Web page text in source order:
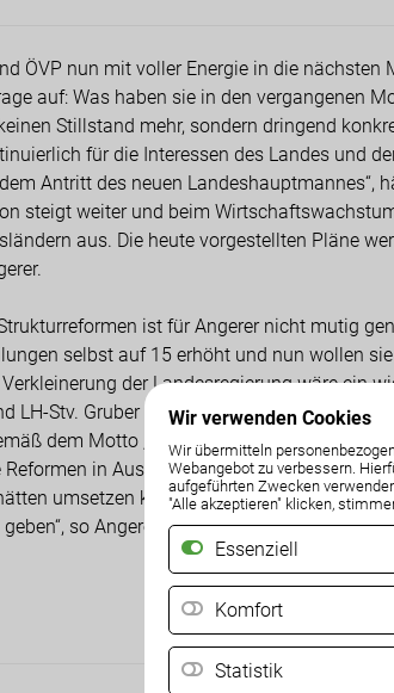
Wir verwenden Cookies
Wir übermitteln
Webangebot zu verbessern.
aufgeführten Zwecken
"Alle akzeptieren" klicken,
Essenziell
Komfort
Statistik
ÖVP nun mit voller Energie in die
auf: Was haben sie in den vergangenen
Stillstand mehr, sondern dringend
für die Interessen des Landes und
Antritt des neuen Landeshauptmannes“,
steigt weiter und beim
aus. Die heute vorgestellten Pläne
ist für Angerer nicht mutig
selbst auf 15 erhöht und nun wollen sie
der Landesregierung wäre ein
LH-Stv. Gruber dann doch der Mut“, betont
dem Motto „
Am Abend wird der Faule
in Aussicht, um die Wähler zu
umsetzen können. Unser Land braucht
so Angerer abschließend.